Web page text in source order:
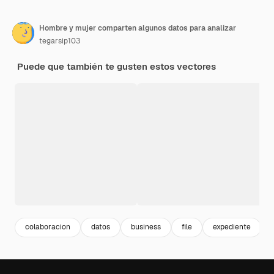
Hombre y mujer comparten algunos datos para analizar
tegarsip103
Puede que también te gusten estos vectores
colaboracion datos business file expediente